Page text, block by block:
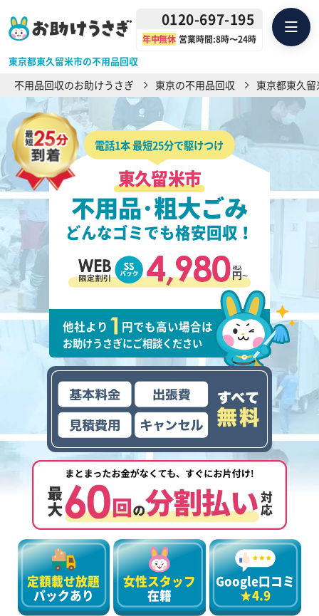
東京都東久留米市の不用品回収
0120-697-195
年中無休 営業時間:8時〜24時
不用品回収のお助けうさぎ 東京の不用品回収 東京都東久
電話1本 最短25分で駆けつけ
東久留米市
不用品･粗大ごみ
どんなゴミでも格安回収！
他社より 円でも高い場合は
お助けうさぎにご相談ください
定額載せ放題
パックあり
女性スタッフ
在籍
Google口コミ
★4.9